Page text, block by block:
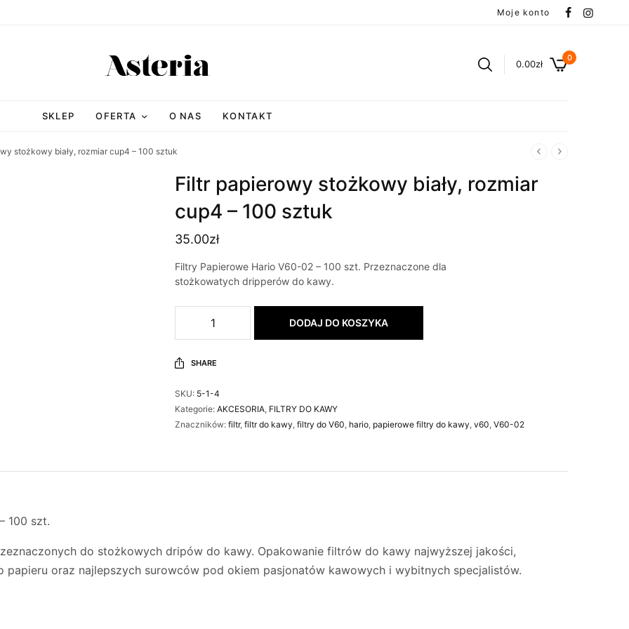
Moje konto
0.00zł
0
SKLEP OFERTA O NAS KONTAKT
stożkowy biały, rozmiar cup4 – 100 sztuk
Filtr papierowy stożkowy biały, rozmiar
cup4 – 100 sztuk
35.00zł
Filtry Papierowe Hario V60-02 – 100 szt. Przeznaczone dla
stożkowatych dripperów do kawy.
DODAJ DO KOSZYKA
SHARE
SKU: 5-1-4
Kategorie: AKCESORIA, FILTRY DO KAWY
Znaczników: filtr, filtr do kawy, filtry do V60, hario, papierowe filtry do kawy, v60, V60-02
100 szt.
do stożkowych dripów do kawy. Opakowanie filtrów do kawy najwyższej jakości,
oraz najlepszych surowców pod okiem pasjonatów kawowych i wybitnych specjalistów.